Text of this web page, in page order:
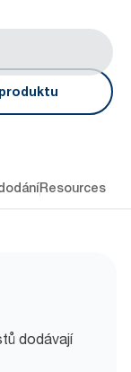
Resources
dodávají